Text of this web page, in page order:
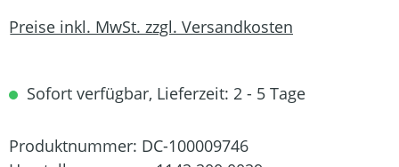
Preise inkl. MwSt. zzgl. Versandkosten
Sofort verfügbar, Lieferzeit: 2 - 5 Tage
Produktnummer: DC-100009746